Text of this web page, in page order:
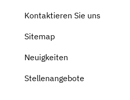
Kontaktieren Sie uns
Sitemap
Neuigkeiten
Stellenangebote